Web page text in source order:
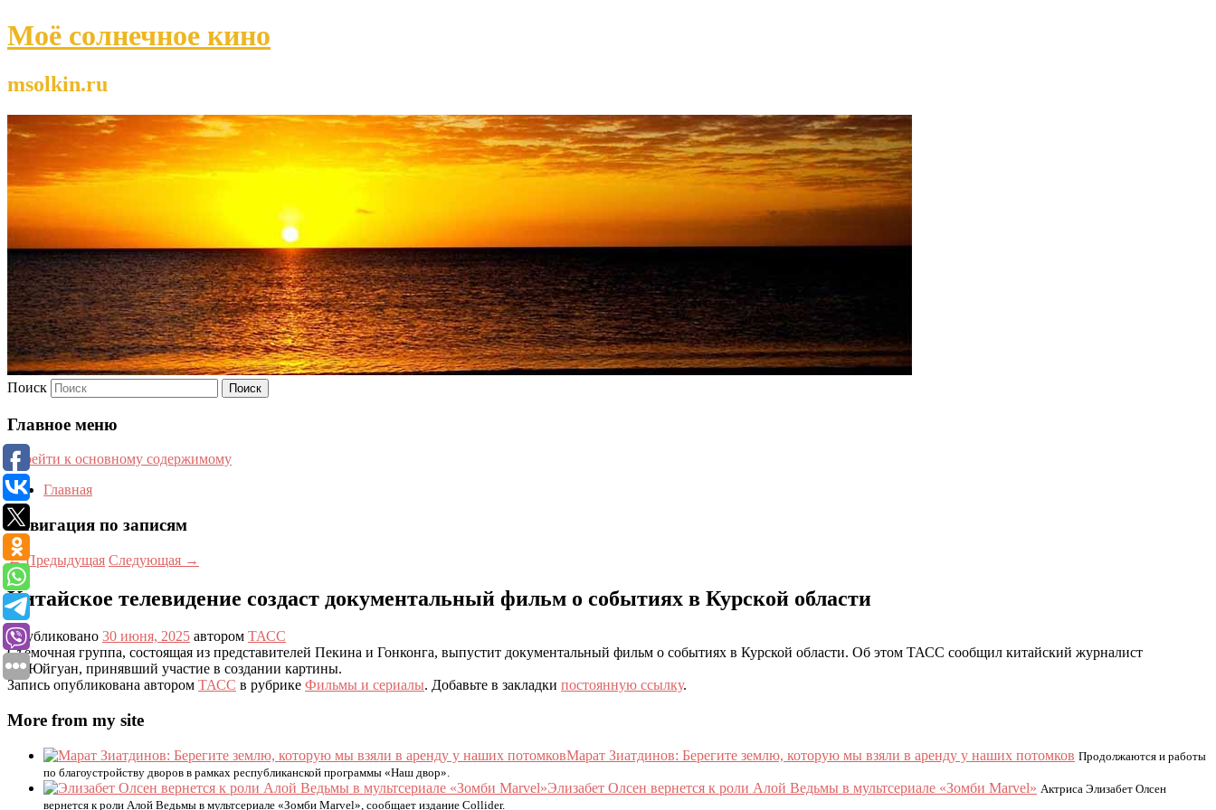
Моё солнечное кино
msolkin.ru
Поиск
Главное меню
Перейти к основному содержимому
Главная
Навигация по записям
←Предыдущая Следующая →
Китайское телевидение создаст документальный фильм о событиях в Курской области
Опубликовано 30 июня, 2025 автором ТАСС
Съемочная группа, состоящая из представителей Пекина и Гонконга, выпустит документальный фильм о событиях в Курской области. Об этом ТАСС сообщил китайский журналист
Лу Юйгуан, принявший участие в создании картины.
Запись опубликована автором ТАСС в рубрике Фильмы и сериалы. Добавьте в закладки постоянную ссылку.
More from my site
Марат Зиатдинов: Берегите землю, которую мы взяли в аренду у наших потомков Продолжаются и работы
по благоустройству дворов в рамках республиканской программы «Наш двор».
Элизабет Олсен вернется к роли Алой Ведьмы в мультсериале «Зомби Marvel» Актриса Элизабет Олсен
вернется к роли Алой Ведьмы в мультсериале «Зомби Marvel», сообщает издание Collider.